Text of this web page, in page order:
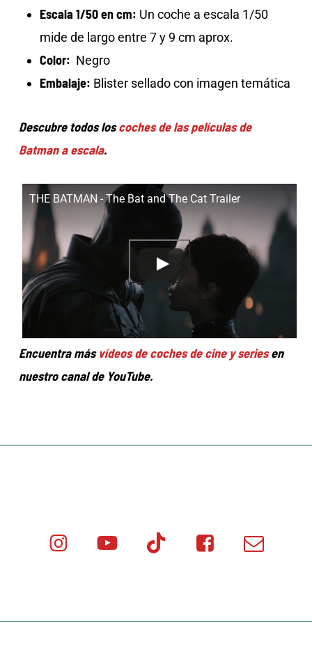
Escala 1/50 en cm: Un coche a escala 1/50
mide de largo entre 7 y 9 cm aprox.
Color: Negro
Embalaje: Blister sellado con imagen temática
Descubre todos loscoches de las películas de
Batman a escala.
THE BATMAN - The Bat and The Cat Trailer
Encuentra másvídeos de coches de cine y seriesen
nuestro canal de YouTube.
Minicar Tok
Minicar Minicar